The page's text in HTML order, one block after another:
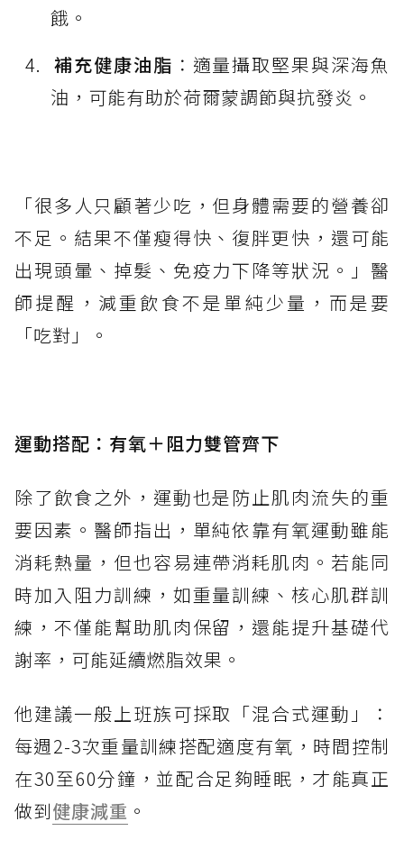
餓。
補充健康油脂 ：適量攝取堅果與深海魚
油，可能有助於荷爾蒙調節與抗發炎。
「很多人只顧著少吃，但身體需要的營養卻
不足。結果不僅瘦得快、復胖更快，還可能
出現頭暈、掉髮、免疫力下降等狀況。」醫
師提醒，減重飲食不是單純少量，而是要
「吃對」。
運動搭配：有氧＋阻力雙管齊下
除了飲食之外，運動也是防止肌肉流失的重
要因素。醫師指出，單純依靠有氧運動雖能
消耗熱量，但也容易連帶消耗肌肉。若能同
時加入阻力訓練，如重量訓練、核心肌群訓
練，不僅能幫助肌肉保留，還能提升基礎代
謝率，可能延續燃脂效果。
他建議一般上班族可採取「混合式運動」：
每週2-3次重量訓練搭配適度有氧，時間控制
在30至60分鐘，並配合足夠睡眠，才能真正
做到健康減重 。